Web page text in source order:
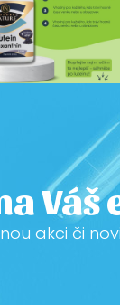
Váš
akci či